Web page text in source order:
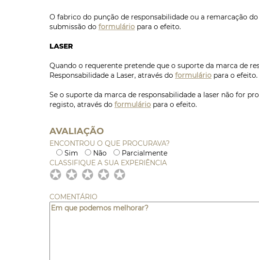
O fabrico do punção de responsabilidade ou a remarcação
submissão do formulário para o efeito.
LASER
Quando o requerente pretende que o suporte da marca de
Responsabilidade a Laser, através do formulário para o efeito.
Se o suporte da marca de responsabilidade a laser não for
registo, através do formulário para o efeito.
AVALIAÇÃO
ENCONTROU O QUE PROCURAVA?
Sim
Não
Parcialmente
CLASSIFIQUE A SUA EXPERIÊNCIA
✪
✪ ✪
✪ ✪ ✪
✪ ✪ ✪ ✪
✪ ✪ ✪ ✪ ✪
COMENTÁRIO